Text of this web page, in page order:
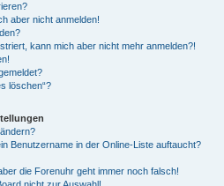
aber nicht anmelden!
kann mich aber nicht mehr anmelden?!
löschen“?
Benutzername in der Online-Liste auftaucht?
die Forenuhr geht immer noch falsch!